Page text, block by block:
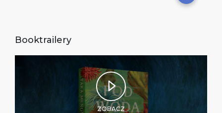
Booktrailery
ZOBACZ